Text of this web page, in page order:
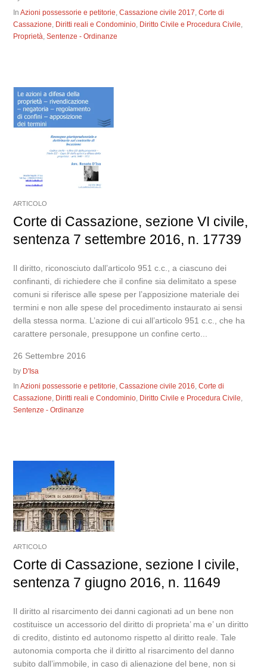
InAzioni possessorie e petitorie,Cassazione civile 2017,Corte di
Cassazione, Diritti reali e Condominio, Diritto Civile e Procedura Civile,
Proprietà,Sentenze - Ordinanze
ARTICOLO
Corte di Cassazione, sezione VI civile,
sentenza 7 settembre 2016, n. 17739
Il diritto, riconosciuto dall’articolo 951 c.c., a ciascuno dei
confinanti, di richiedere che il confine sia delimitato a spese
comuni si riferisce alle spese per l’apposizione materiale dei
termini e non alle spese del procedimento instaurato ai sensi
della stessa norma. L’azione di cui all’articolo 951 c.c., che ha
carattere personale, presuppone un confine certo...
26 Settembre 2016
by D'Isa
InAzioni possessorie e petitorie,Cassazione civile 2016,Corte di
Cassazione, Diritti reali e Condominio, Diritto Civile e Procedura Civile,
Sentenze - Ordinanze
ARTICOLO
Corte di Cassazione, sezione I civile,
sentenza 7 giugno 2016, n. 11649
Il diritto al risarcimento dei danni cagionati ad un bene non
costituisce un accessorio del diritto di proprieta’ ma e’ un diritto
di credito, distinto ed autonomo rispetto al diritto reale. Tale
autonomia comporta che il diritto al risarcimento del danno
subito dall’immobile, in caso di alienazione del bene, non si